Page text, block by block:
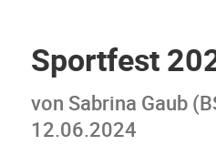
Sportfest
von Sabrina Gaub
12.06.2024